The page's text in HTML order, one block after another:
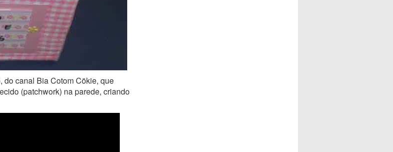
do canal Bia Cotom Cökie, que
(patchwork) na parede, criando